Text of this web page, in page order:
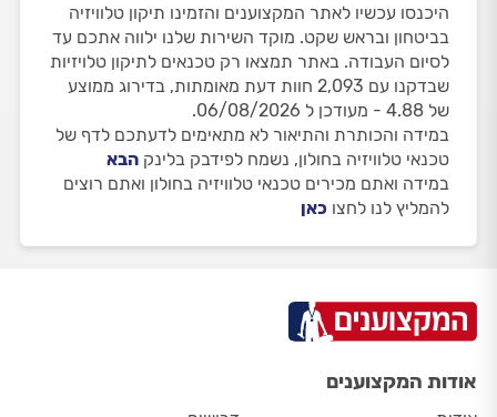
היכנסו עכשיו לאתר המקצוענים והזמינו תיקון טלוויזיה
בביטחון ובראש שקט. מוקד השירות שלנו ילווה אתכם עד
לסיום העבודה. באתר תמצאו רק טכנאים לתיקון טלויזיות
שבדקנו עם 2,093 חוות דעת מאומתות, בדירוג ממוצע
של 4.88 - מעודכן ל 06/08/2026.
במידה והכותרת והתיאור לא מתאימים לדעתכם לדף של
טכנאי טלוויזיה בחולון, נשמח לפידבק בלינק הבא
במידה ואתם מכירים טכנאי טלוויזיה בחולון ואתם רוצים
להמליץ לנו לחצו כאן
אודות המקצוענים